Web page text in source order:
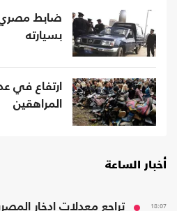
ضابط مصري
بسيارته
ارتفاع في
المراهقين
أخبار الساعة
18:07 تراجع معدلات ادخار